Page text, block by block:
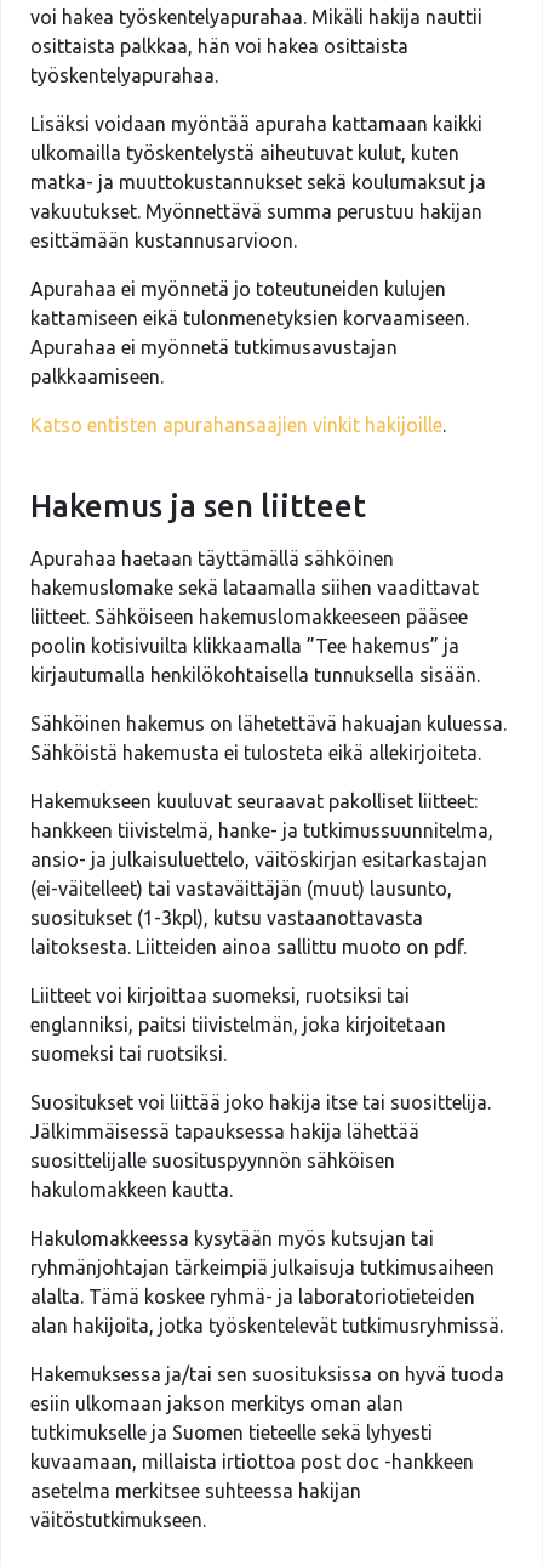
voi hakea työskentelyapurahaa. Mikäli hakija nauttii
osittaista palkkaa, hän voi hakea osittaista
työskentelyapurahaa.
Lisäksi voidaan myöntää apuraha kattamaan kaikki
ulkomailla työskentelystä aiheutuvat kulut, kuten
matka- ja muuttokustannukset sekä koulumaksut ja
vakuutukset. Myönnettävä summa perustuu hakijan
esittämään kustannusarvioon.
Apurahaa ei myönnetä jo toteutuneiden kulujen
kattamiseen eikä tulonmenetyksien korvaamiseen.
Apurahaa ei myönnetä tutkimusavustajan
palkkaamiseen.
Katso entisten apurahansaajien vinkit hakijoille.
Hakemus ja sen liitteet
Apurahaa haetaan täyttämällä sähköinen
hakemuslomake sekä lataamalla siihen vaadittavat
liitteet. Sähköiseen hakemuslomakkeeseen pääsee
poolin kotisivuilta klikkaamalla ”Tee hakemus” ja
kirjautumalla henkilökohtaisella tunnuksella sisään.
Sähköinen hakemus on lähetettävä hakuajan kuluessa.
Sähköistä hakemusta ei tulosteta eikä allekirjoiteta.
Hakemukseen kuuluvat seuraavat pakolliset liitteet:
hankkeen tiivistelmä, hanke- ja tutkimussuunnitelma,
ansio- ja julkaisuluettelo, väitöskirjan esitarkastajan
(ei-väitelleet) tai vastaväittäjän (muut) lausunto,
suositukset (1-3kpl), kutsu vastaanottavasta
laitoksesta. Liitteiden ainoa sallittu muoto on pdf.
Liitteet voi kirjoittaa suomeksi, ruotsiksi tai
englanniksi, paitsi tiivistelmän, joka kirjoitetaan
suomeksi tai ruotsiksi.
Suositukset voi liittää joko hakija itse tai suosittelija.
Jälkimmäisessä tapauksessa hakija lähettää
suosittelijalle suosituspyynnön sähköisen
hakulomakkeen kautta.
Hakulomakkeessa kysytään myös kutsujan tai
ryhmänjohtajan tärkeimpiä julkaisuja tutkimusaiheen
alalta. Tämä koskee ryhmä- ja laboratoriotieteiden
alan hakijoita, jotka työskentelevät tutkimusryhmissä.
Hakemuksessa ja/tai sen suosituksissa on hyvä tuoda
esiin ulkomaan jakson merkitys oman alan
tutkimukselle ja Suomen tieteelle sekä lyhyesti
kuvaamaan, millaista irtiottoa post doc -hankkeen
asetelma merkitsee suhteessa hakijan
väitöstutkimukseen.